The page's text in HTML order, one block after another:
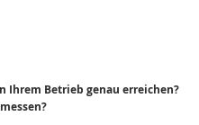
Ihrem Betrieb genau erreichen?